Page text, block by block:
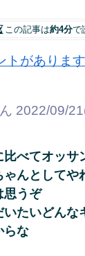
この記事は約4分で
トがあります
2022/09/
べてオッサ
ゃんとしてや
思うぞ
たいどんな
らな